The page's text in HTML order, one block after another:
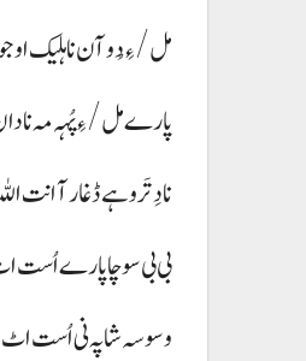
مل/ ءِ دُو آن نا ہلیک او
پارے مل/ ءِ پُہہ مہ
نا دِتَر وہے ڈغار آ انت
بی بی سوچا پارے اُست
وسوسہ شاپہ نی اُست